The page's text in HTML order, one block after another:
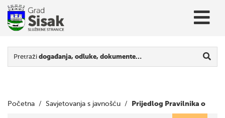
Pretraži događanja, odluke, dokumente…
Početna / Savjetovanja s javnošću / Prijedlog Pravilnika o